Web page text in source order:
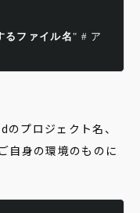
るファイル名" # ア
プロジェクト名、
ご自身の環境のものに